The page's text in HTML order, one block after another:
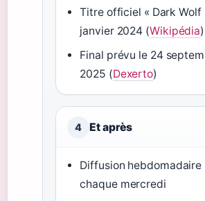
Titre officiel « Dark Wolf
janvier 2024 (Wikipédia)
Final prévu le 24
2025 (Dexerto)
4 Et après
Diffusion hebdomadaire
chaque mercredi